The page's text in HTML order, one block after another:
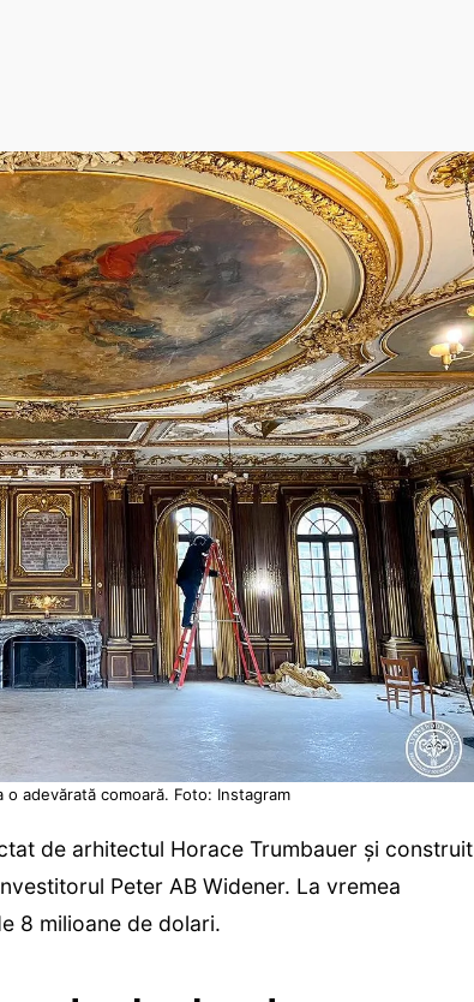
o adevărată comoară. Foto: Instagram
de arhitectul Horace Trumbauer și construit
Peter AB Widener. La vremea
8 milioane de dolari.